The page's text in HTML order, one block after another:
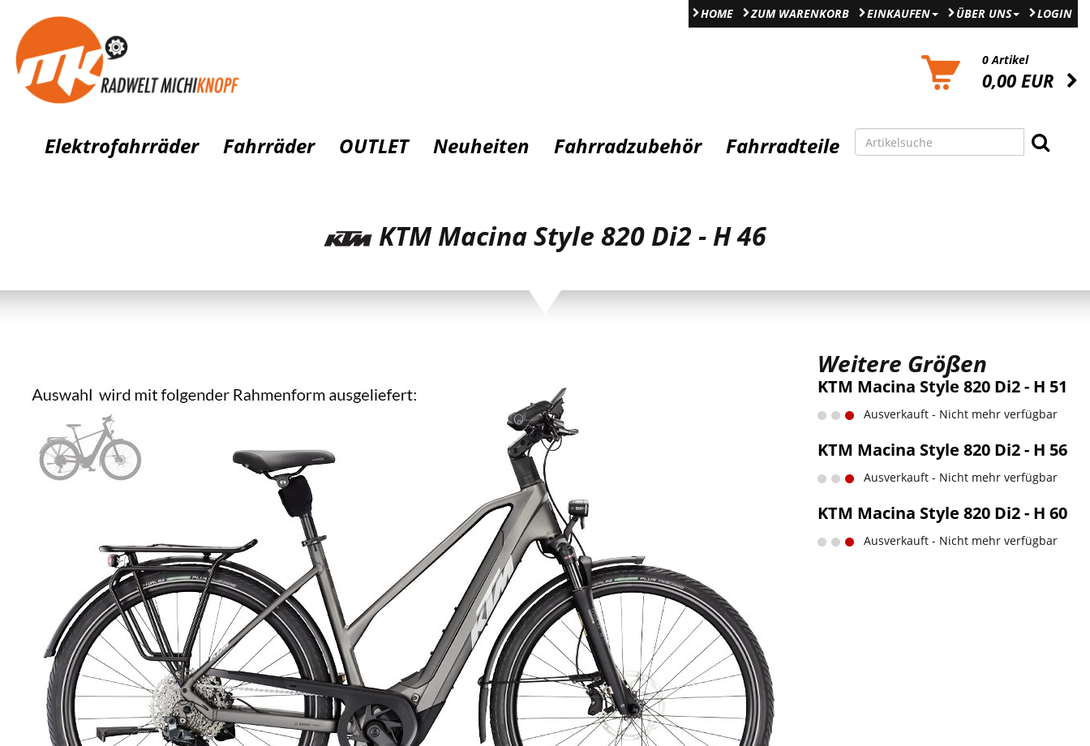
LOGIN
HOME ZUM WARENKORB EINKAUFEN ÜBER UNS
0 Artikel
0,00 EUR
Elektrofahrräder Fahrräder OUTLET Neuheiten Fahrradzubehör Fahrradteile
KTM Macina Style 820 Di2 - H 46
Weitere Größen
KTM Macina Style 820 Di2 - H 51
Ausverkauft - Nicht mehr verfügbar
KTM Macina Style 820 Di2 - H 56
Ausverkauft - Nicht mehr verfügbar
KTM Macina Style 820 Di2 - H 60
Ausverkauft - Nicht mehr verfügbar